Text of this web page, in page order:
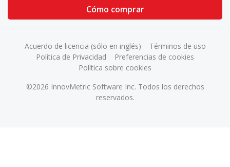
Cómo comprar
©2026 InnovMetric Software Inc. Todos los derechos
reservados.
Acuerdo de licencia (sólo en inglés)
Términos de uso
Política de Privacidad
Preferencias de cookies
Política sobre cookies